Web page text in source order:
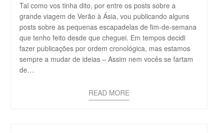
Tal como vos tinha dito, por entre os posts sobre a
grande viagem de Verão à Ásia, vou publicando alguns
posts sobre as pequenas escapadelas de fim-de-semana
que tenho feito desde que cheguei. Em tempos decidi
fazer publicações por ordem cronológica, mas estamos
sempre a mudar de ideias – Assim nem vocês se fartam
de…
READ MORE